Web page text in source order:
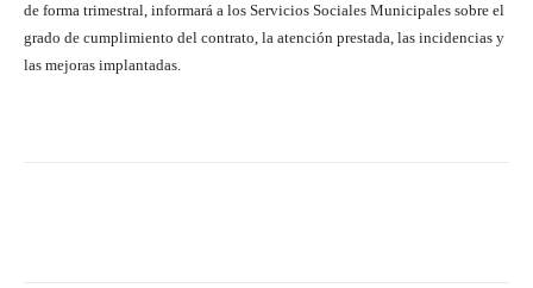
de forma trimestral, informará a los Servicios Sociales Municipales sobre el
grado de cumplimiento del contrato, la atención prestada, las incidencias y
las mejoras implantadas.